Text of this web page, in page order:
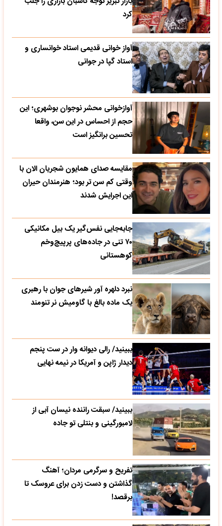
کرد
آواز خوانی قدیمی استاد خوانساری و
استاد گپا در جوانی
آوازخوانی محشر نوجوان بوشهری؛ این
حجم از احساس در این سن، واقعا
تحسین‌ برانگیز است
مقایسه صدای همایون شجریان الان با
وقتی کم سن تر بود؛ هنرمندان حیران
این اجرایش شدند
جابه‌جایی نفس‌گیر یک بیل مکانیکی
۷۰ تنی در جاده‌های پرپیچ‌وخم
کوهستانی
نبرد دلهره آور شیرهای جوان با رهبری
یک ماده بالغ با گاومیش نر تنومند
ببینید/ رالی دیوانه وار در ست پنجم
دیدار ژاپن و آمریکا در نیمه نهایی
ببینید/ سبقت راننده نیسان آبی از
لامبورگینی و بنتلی تو جاده
تفریح و سرگرمی مردان؛ آهنگ
گذاشتن و دست زدن برای عروسک تا
برقصد!